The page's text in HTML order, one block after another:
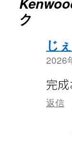
ク
じぇ
2026
完
返信